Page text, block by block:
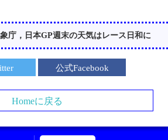
庁，日本GP週末の天気はレース日和に
公式Facebook
Homeに戻る